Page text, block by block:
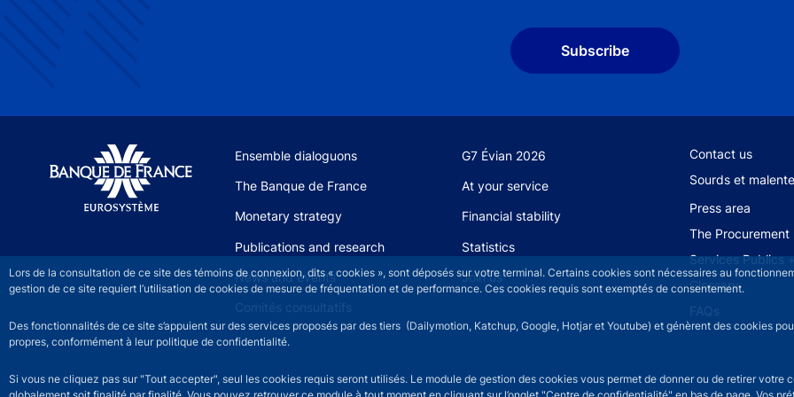
Lors de la consultation de ce site des témoins de connexion, dits « cookies », sont déposés sur votre terminal. Certains cookies sont nécessaires au
gestion de ce site requiert l’utilisation de cookies de mesure de fréquentation et de performance. Ces cookies requis sont exemptés de consentement.
Des fonctionnalités de ce site s’appuient sur des services proposés par des tiers (Dailymotion, Katchup, Google, Hotjar et Youtube) et génèrent des cookies
propres, conformément à leur politique de confidentialité.
Si vous ne cliquez pas sur "Tout accepter", seul les cookies requis seront utilisés. Le module de gestion des cookies vous permet de donner ou de retirer votre
Subscribe
Site navigation
Ensemble dialoguons G7 Évian 2026
The Banque de France At your service
Monetary strategy Financial stability
Publications and research Statistics
News and events Join us
Comités consultatifs
Footer secondary
Contact us
Sourds et
Press area
The Procurement
Services Publics
Glossary
FAQs